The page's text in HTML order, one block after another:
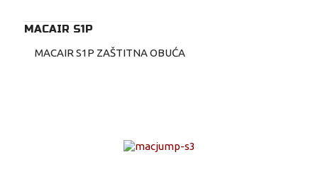
MACAIR S1P
MACAIR S1P ZAŠTITNA OBUĆA